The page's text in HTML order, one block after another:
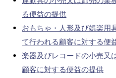
る便益の提供
おもちゃ・人形及び娯楽用
て行われる顧客に対する便
楽器及びレコードの小売又
顧客に対する便益の提供